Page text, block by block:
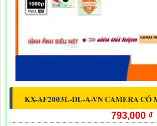
KX-AF2003L-DL-A-VN CAMERA CÓ
793,000 ₫